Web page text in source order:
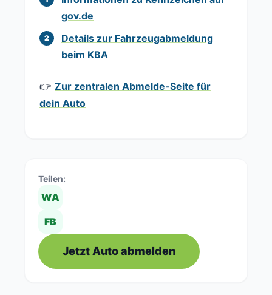
gov.de
Details zur Fahrzeugabmeldung
beim KBA
👉 Zur zentralen Abmelde-Seite für
dein Auto
Teilen:
WA
FB
Jetzt Auto abmelden